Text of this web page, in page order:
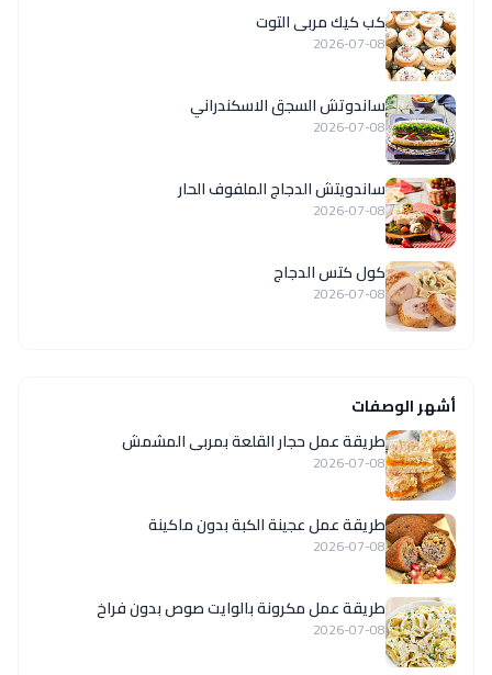
كب كيك مربى التوت
2026-07-08
ساندوتش السجق الاسكندراني
2026-07-08
ساندويتش الدجاج الملفوف الحار
2026-07-08
كول كتس الدجاج
2026-07-08
أشهر الوصفات
طريقة عمل حجار القلعة بمربى المشمش
2026-07-08
طريقة عمل عجينة الكبة بدون ماكينة
2026-07-08
طريقة عمل مكرونة بالوايت صوص بدون فراخ
2026-07-08